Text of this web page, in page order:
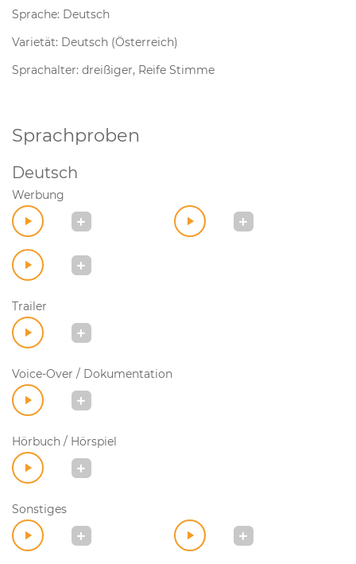
Sprache: Deutsch
Varietät: Deutsch (Österreich)
Sprachalter: dreißiger, Reife Stimme
Sprachproben
Deutsch
Werbung
Trailer
Voice-Over / Dokumentation
Hörbuch / Hörspiel
Sonstiges